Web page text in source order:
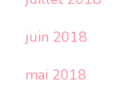
juin 2018
mai 2018